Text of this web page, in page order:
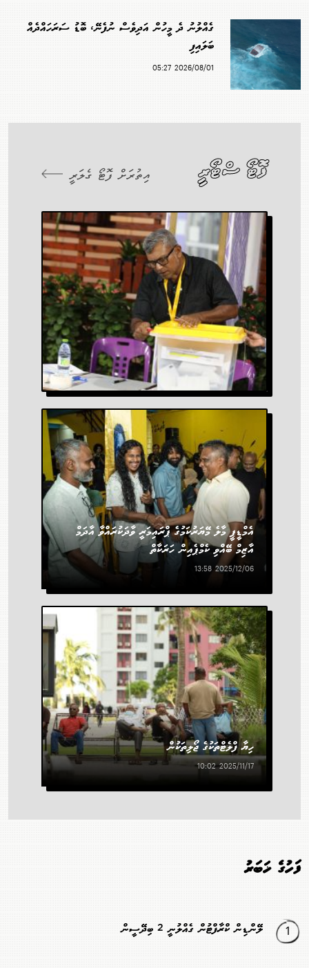
ގެއްލުނު ދެ މީހުން އަދިވެސް ނުފެނޭ، ބޮޑު ސަރަހައްދެއް
ބަލައިފި
2026/08/01 05:27
ފޮޓޯ ސްޓޯރީ އިތުރަށް ފޮޓޯ ގެލަރީ
ކައުންސިލް އިންތިހާބުގެ އެމްޑީޕީ
ޕްރައިމަރީ
ކުރިޔަށް އޮތް ލޯކަލް ކައުންސިލްތަކުގެ އިންތިހާބާއި އަންހެނުންގެ
ތަރައްގީއަށް މަސައްކަތް ކުރާ ކޮމެޓީތަކަށް ވާދަކުރާ ކެންޑިޑޭޓުން
ކަނޑައެޅުމަށް ބޭއްވި އެމްޑީޕީގެ ޕްރައިމަރީ: މި ޕްރައިމަރީގައި 25
ރަށެއްގެ...
އެމްޑީޕީ މާލެ މޭޔަރުކަމުގެ ޕްރައިމަރީ ވާދަކުރައްވާ އާދަމް
އާޒިމް ބޭއްވި ކެމްޕެއިން ހަރަކާތް
2025/12/06 13:58
ހިޔާ ފްލެޓްތަކުގެ ޖޯލިތަކުން
2025/11/17 10:02
ފަހުގެ ޚަބަރު
1 ލޭންޑިން ކްރާފްޓުން ގެއްލުނީ 2 ބިދޭސީން